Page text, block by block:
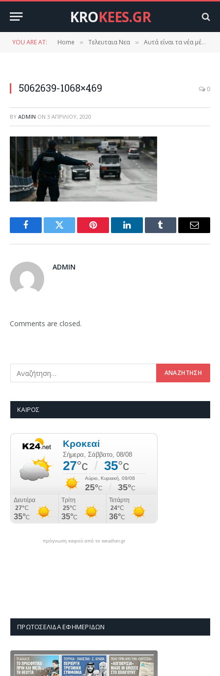
KROKEES.GR
YOU ARE AT: Home » Τελευταια Νεα » Αυτά είναι τα νέα μέτρα της κυβέρνησης: Με «εξοδόχαρτο» οι ηλικιωμένοι και αποκλεισμός όλων των δημόσιων χώρων
5062639-1068×469 0
BY ADMIN ON 3 ΑΠΡΙΛΊΟΥ, 2020
FacebookTwitter Pinterest LinkedInTumblr Email
ADMIN
Comments are closed.
ΚΑΙΡΌΣ
πρόγνωση καιρού από το weather.gr
ΠΡΩΤΟΣΈΛΙΔΑ ΕΦΗΜΕΡΊΔΩΝ